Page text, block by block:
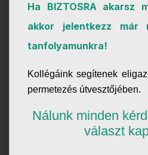
Ha BIZTOSRA akarsz
akkor jelentkezz már
tanfolyamunkra!
Kollégáink segítenek
permetezés útvesztőjében.
Nálunk minden
választ